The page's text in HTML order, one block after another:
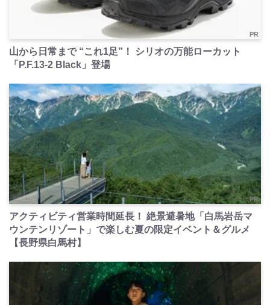
PR
山から日常まで “これ1足”！ シリオの万能ローカット
「P.F.13-2 Black」登場
PR
アクティビティ営業時間延長！ 絶景避暑地「白馬岩岳マ
ウンテンリゾート」で楽しむ夏の限定イベント＆グルメ
【長野県白馬村】